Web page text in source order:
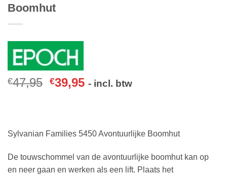
Boomhut
€47,95 €39,95 - incl. btw
Sylvanian Families 5450 Avontuurlijke Boomhut
De touwschommel van de avontuurlijke boomhut kan op
en neer gaan en werken als een lift. Plaats het